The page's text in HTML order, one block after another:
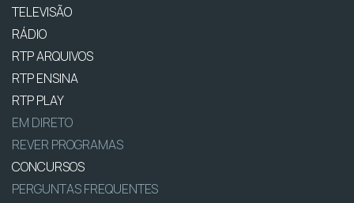
TELEVISÃO
RÁDIO
RTP ARQUIVOS
RTP ENSINA
RTP PLAY
EM DIRETO
REVER PROGRAMAS
CONCURSOS
PERGUNTAS FREQUENTES